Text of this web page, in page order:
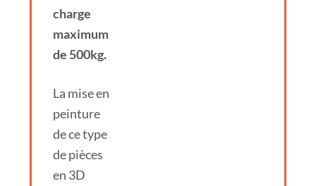
charge
maximum
de 500kg.
La mise en
peinture
de ce type
de pièces
en 3D